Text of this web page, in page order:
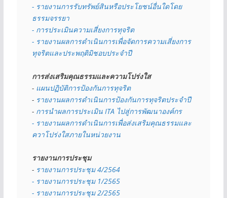
- รายงานการรับทรัพย์สินหรือประโยชน์อื่นใดโดย
ธรรมจรรยา
- การประเมินความเสี่ยงการทุจริต
- รายงานผลการดำเนินการเพื่อจัดการความเสี่ยงการ
ทุจริตและประพฤติมิชอบประจำปี
การส่งเสริมคุณธรรมและความโปร่งใส
- แผนปฏิบัติการป้องกันการทุจริต
- รายงานผลการดำเนินการป้องกันการทุจริตประจำปี
- การนำผลการประเมิน ITA ไปสู่การพัฒนาองค์กร
- รายงานผลการดำเนินการเพื่อส่งเสริมคุณธรรมและ
ควาโปร่งใสภายในหน่วยงาน
รายงานการประชุม
- รายงานการประชุม 4/2564
- รายงานการประชุม 1/2565
- รายงานการประชุม 2/2565